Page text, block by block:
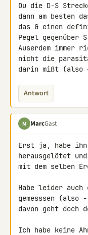
Du die D-S
dann am besten
das G einen
Pegel gegenüber
Auserdem immer
nicht die
darin mißt (also
Antwort
M MarcGast
Erst ja, habe ihn
herausgelötet und
mit dem selben
Habe leider auch
gemesssen (also
davon geht doch
Ich habe keine